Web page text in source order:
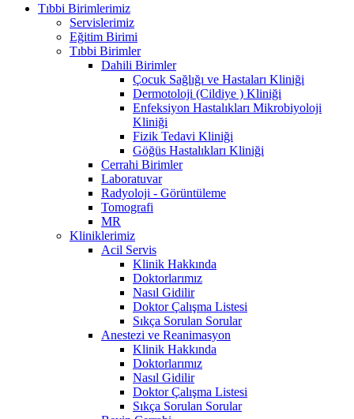
Tıbbi Birimlerimiz
Servislerimiz
Eğitim Birimi
Tıbbi Birimler
Dahili Birimler
Çocuk Sağlığı ve Hastaları Kliniği
Dermotoloji (Cildiye ) Kliniği
Enfeksiyon Hastalıkları Mikrobiyoloji
Kliniği
Fizik Tedavi Kliniği
Göğüs Hastalıkları Kliniği
Cerrahi Birimler
Laboratuvar
Radyoloji - Görüntüleme
Tomografi
MR
Kliniklerimiz
Acil Servis
Klinik Hakkında
Doktorlarımız
Nasıl Gidilir
Doktor Çalışma Listesi
Sıkça Sorulan Sorular
Anestezi ve Reanimasyon
Klinik Hakkında
Doktorlarımız
Nasıl Gidilir
Doktor Çalışma Listesi
Sıkça Sorulan Sorular